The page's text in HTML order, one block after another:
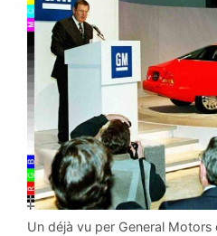
Un déjà vu per General Motors